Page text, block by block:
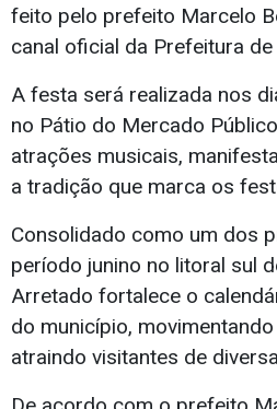
feito pelo prefeito Marcelo
canal oficial da Prefeitura
A festa será realizada nos
no Pátio do Mercado
atrações musicais,
a tradição que marca os
Consolidado como um dos
período junino no litoral sul
Arretado fortalece o
do município,
atraindo visitantes de